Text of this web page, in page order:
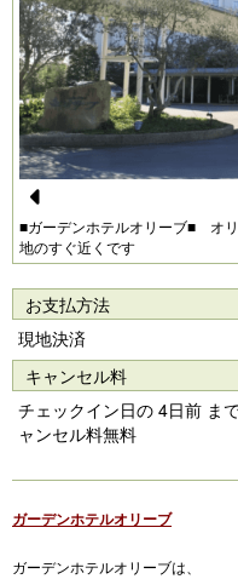
Pr
e
vi
o
u
s
■ガーデンホテルオリーブ■ オ
地のすぐ近くです
お支払方法
現地決済
キャンセル料
チェックイン日の 4日前 ま
ャンセル料無料
ガーデンホテルオリーブ
ガーデンホテルオリーブは、